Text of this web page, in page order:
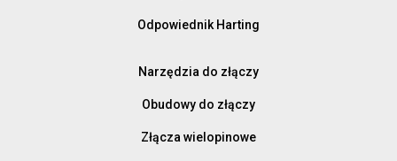
Odpowiednik Harting
Narzędzia do złączy
Obudowy do złączy
Złącza wielopinowe